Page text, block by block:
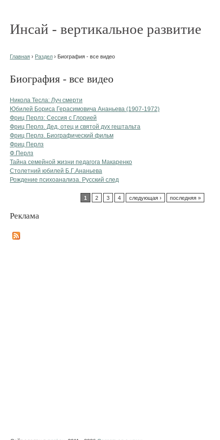
Инсай - вертикальное развитие
Главная › Раздел › Биография - все видео
Биография - все видео
Николa Тесла: Луч смерти
Юбилей Бориса Герасимовича Ананьева (1907-1972)
Фриц Перлз: Сессия с Глорией
Фриц Перлз. Дед, отец и святой дух гештальта
Фриц Перлз. Биографический фильм
Фриц Перлз
Ф.Перлз
Тайна семейной жизни педагога Макаренко
Столетний юбилей Б.Г.Ананьева
Рождение психоанализа. Русский след
1 2 3 4 следующая › последняя »
Реклама